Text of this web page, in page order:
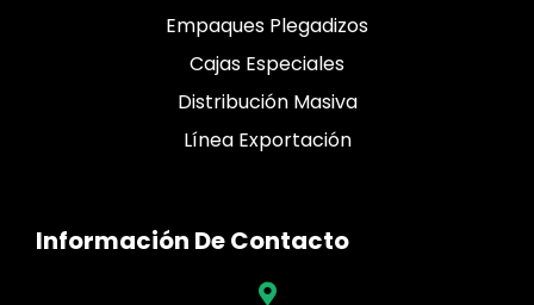
Empaques Plegadizos
Cajas Especiales
Distribución Masiva
Línea Exportación
Información De Contacto